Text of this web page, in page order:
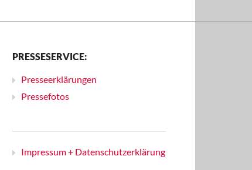
PRESSESERVICE:
Presseerklärungen
Pressefotos
Impressum + Datenschutzerklärung